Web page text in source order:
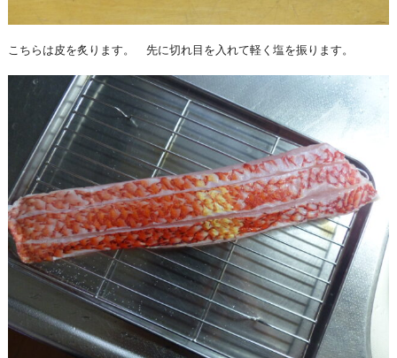
こちらは皮を炙ります。 先に切れ目を入れて軽く塩を振ります。